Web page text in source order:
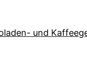
und